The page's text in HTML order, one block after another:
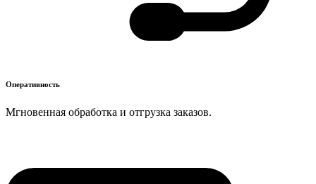
Оперативность
Мгновенная обработка и отгрузка заказов.